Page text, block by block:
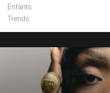
Enfants
Trends